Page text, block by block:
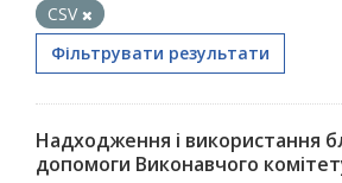
CSV
Фільтрувати результати
Надходження і використання
допомоги Виконавчого